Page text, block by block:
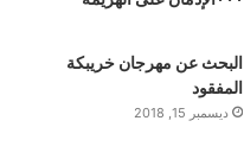
البحث عن مهرجان خريبكة
المفقود
ديسمبر 15, 2018